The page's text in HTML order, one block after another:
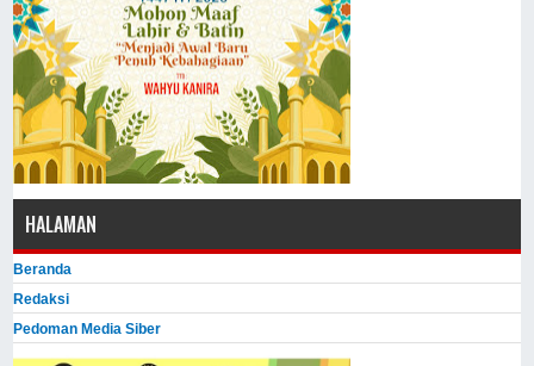
HALAMAN
Beranda
Redaksi
Pedoman Media Siber